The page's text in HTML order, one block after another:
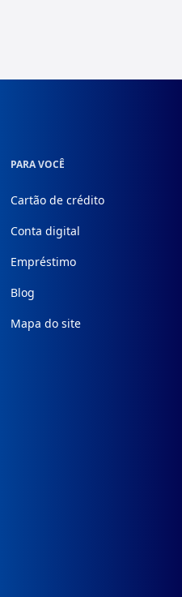
PARA VOCÊ
Cartão de crédito
Conta digital
Empréstimo
Blog
Mapa do site